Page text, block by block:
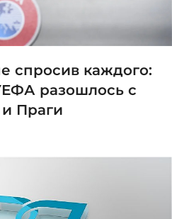
спросив каждого:
разошлось с
Праги